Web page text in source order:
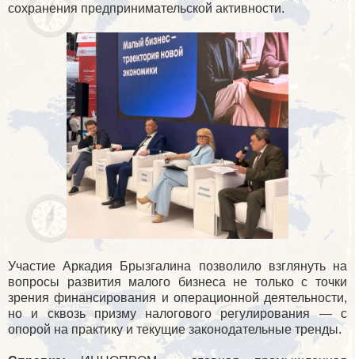
сохранения предпринимательской активности.
Участие Аркадия Брызгалина позволило взглянуть на
вопросы развития малого бизнеса не только с точки
зрения финансирования и операционной деятельности,
но и сквозь призму налогового регулирования — с
опорой на практику и текущие законодательные тренды.